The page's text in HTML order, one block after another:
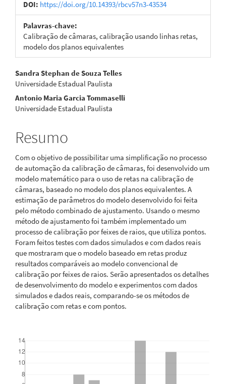
artigos
DOI: https://doi.org/10.14393/rbcv57n3-43534
Palavras-chave:
Calibração de câmaras, calibração usando linhas retas,
modelo dos planos equivalentes
Conteúdo
do
artigo
principal
Sandra Stephan de Souza Telles
Universidade Estadual Paulista
Antonio Maria Garcia Tommaselli
Universidade Estadual Paulista
Resumo
Com o objetivo de possibilitar uma simplificação no processo
de automação da calibração de câmaras, foi desenvolvido um
modelo matemático para o uso de retas na calibração de
câmaras, baseado no modelo dos planos equivalentes. A
estimação de parâmetros do modelo desenvolvido foi feita
pelo método combinado de ajustamento. Usando o mesmo
método de ajustamento foi também implementado um
processo de calibração por feixes de raios, que utiliza pontos.
Foram feitos testes com dados simulados e com dados reais
que mostraram que o modelo baseado em retas produz
resultados comparáveis ao modelo convencional de
calibração por feixes de raios. Serão apresentados os detalhes
de desenvolvimento do modelo e experimentos com dados
simulados e dados reais, comparando-se os métodos de
calibração com retas e com pontos.